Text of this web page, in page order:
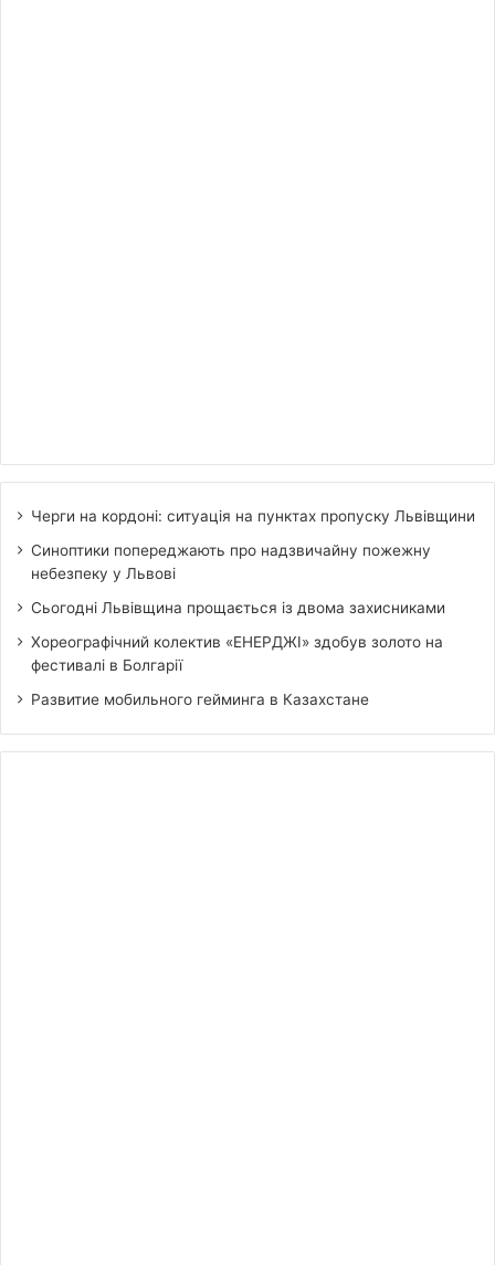
Черги на кордоні: ситуація на пунктах пропуску Львівщини
Синоптики попереджають про надзвичайну пожежну
небезпеку у Львові
Сьогодні Львівщина прощається із двома захисниками
Хореографічний колектив «ЕНЕРДЖІ» здобув золото на
фестивалі в Болгарії
Развитие мобильного гейминга в Казахстане